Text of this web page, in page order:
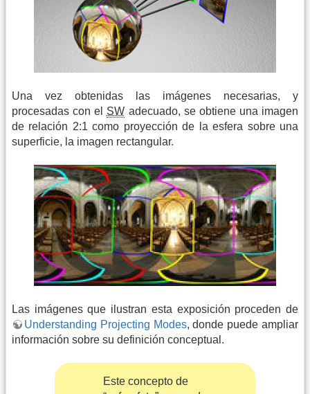
Una vez obtenidas las imágenes necesarias, y
procesadas con el SW adecuado, se obtiene una imagen
de relación 2:1 como proyección de la esfera sobre una
superficie, la imagen rectangular.
Las imágenes que ilustran esta exposición proceden de
Understanding Projecting Modes, donde puede ampliar
información sobre su definición conceptual.
Este concepto de